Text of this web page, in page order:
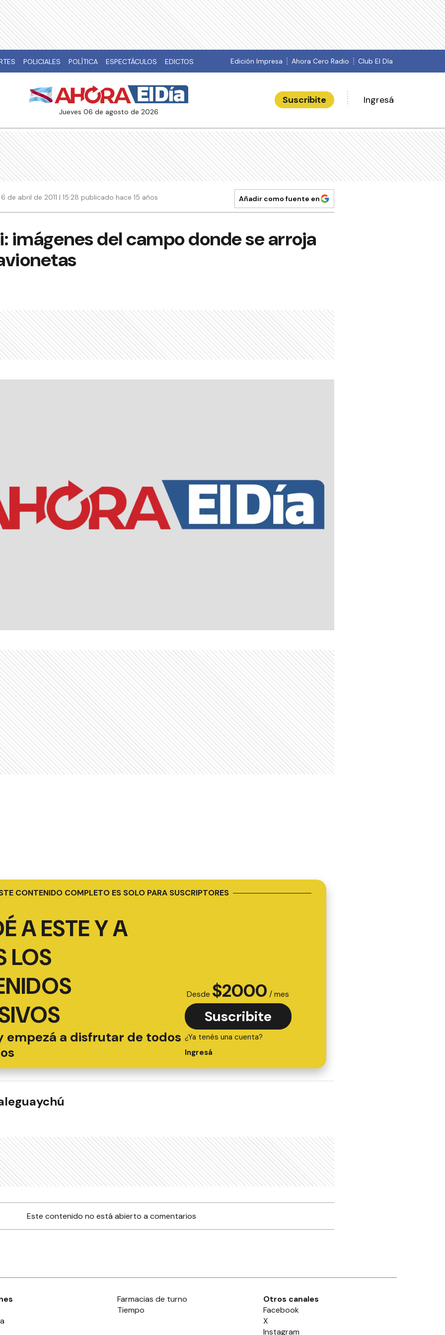
POLICIALES POLÍTICA ESPECTÁCULOS EDICTOS Edición Impresa Ahora Cero Radio Club El Día
jueves 06 de agosto de 2026
Suscribite Ingresá
6 de abril de 2011 | 15:28 publicado hace 15 años Añadir como fuente en
imágenes del campo donde se arroja
CONTENIDO COMPLETO ES SOLO PARA SUSCRIPTORES
A ESTE Y A
LOS
empezá a disfrutar de todos
Desde $2000 / mes
Suscribite
¿Ya tenés una cuenta?
Ingresá
Este contenido no está abierto a comentarios
Farmacias de turno
Tiempo
Otros canales
Facebook
X
Instagram